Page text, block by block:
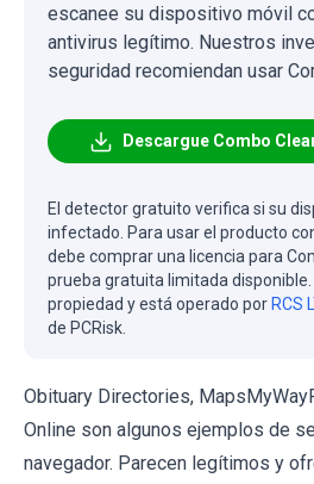
escanee su dispositivo móvil
antivirus legítimo. Nuestros
seguridad recomiendan usar
Descargue Combo
El detector gratuito verifica si su
infectado. Para usar el producto
debe comprar una licencia para
prueba gratuita limitada disponible.
propiedad y está operado por RCS
de PCRisk.
Obituary Directories,
Online son algunos ejemplos de
navegador. Parecen legítimos y